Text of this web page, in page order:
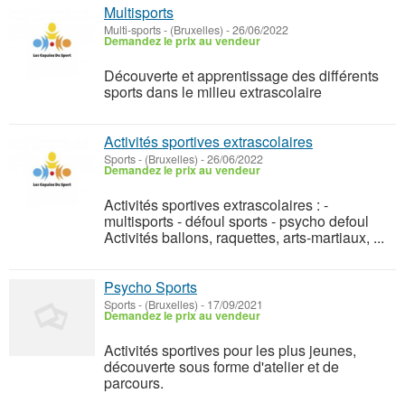
Multisports
Multi-sports- (Bruxelles) -26/06/2022
Demandez le prix au vendeur
Découverte et apprentissage des différents
sports dans le milieu extrascolaire
Activités sportives extrascolaires
Sports- (Bruxelles) -26/06/2022
Demandez le prix au vendeur
Activités sportives extrascolaires : -
multisports - défoul sports - psycho defoul
Activités ballons, raquettes, arts-martiaux, ...
Psycho Sports
Sports- (Bruxelles) - 17/09/2021
Demandez le prix au vendeur
Activités sportives pour les plus jeunes,
découverte sous forme d'atelier et de
parcours.